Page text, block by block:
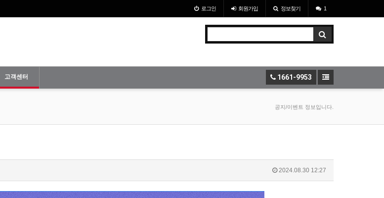
로그인 회원가입 정보찾기 1
1661-9953
고객센터
공지/이벤트 정보입니다.
2024.08.30 12:27